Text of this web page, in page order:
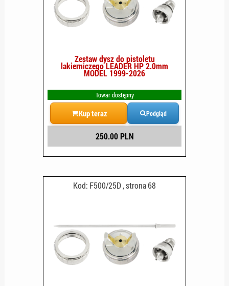
Zestaw dysz do pistoletu
lakierniczego LEADER HP 2.0mm
MODEL 1999-2026
Towar dostępny
Kup teraz Podgląd
250.00 PLN
Kod: F500/25D , strona 68